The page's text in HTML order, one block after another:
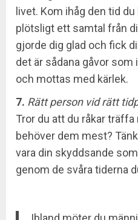
livet. Kom ihåg den tid
plötsligt ett samtal från
gjorde dig glad och fick
det är sådana gåvor
och mottas med kärlek.
7. Rätt person vid rätt
Tror du att du råkar
behöver dem mest?
vara din skyddsande
genom de svåra tiderna